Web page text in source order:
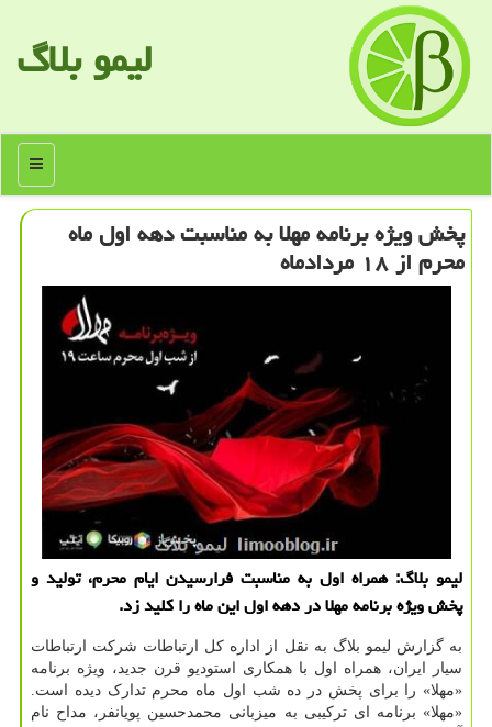
لیمو بلاگ
منو
پخش ویژه برنامه مهلا به مناسبت دهه اول ماه
محرم از ۱۸ مردادماه
لیمو بلاگ: همراه اول به مناسبت فرارسیدن ایام محرم، تولید و
پخش ویژه برنامه مهلا در دهه اول این ماه را کلید زد.
به گزارش لیمو بلاگ به نقل از اداره کل ارتباطات شرکت ارتباطات
سیار ایران، همراه اول با همکاری استودیو قرن جدید، ویژه برنامه
«مهلا» را برای پخش ‏‏در ده شب اول ماه محرم تدارک دیده است.‏
‏«مهلا» برنامه ای ترکیبی به میزبانی محمدحسین پویانفر، مداح نام